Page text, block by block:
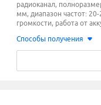
радиоканал,
мм, диапазон частот:
громкости, работа от
Способы получения